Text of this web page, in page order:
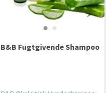
B&B Fugtgivende Shampoo